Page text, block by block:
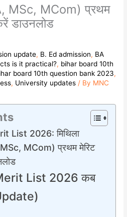
MSc, MCom) प्रथम
डाउनलोड
update, B. Ed admission, BA
is it practical?, bihar board 10th
board 10th question bank 2023,
, University updates / By MNC
List 2026: मिथिला
MSc, MCom) प्रथम मेरिट
List 2026 कब